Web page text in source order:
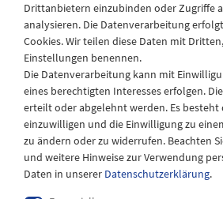
Montag - Freitag
08:30 - 12:30 und 13.00 - 17.30 Uhr
Samstags
08:30 bis 12:30 Uhr
Drittanbietern einzubinden oder Zugriffe
analysieren. Die Datenverarbeitung
Cookies. Wir teilen diese Daten mit
Einstellungen benennen.
Die Datenverarbeitung kann mit
eines berechtigten Interesses erfolgen.
erteilt oder abgelehnt werden. Es besteht
einzuwilligen und die Einwilligung zu
zu ändern oder zu widerrufen. Beachten
und weitere Hinweise zur Verwendung
Daten in unserer Daten­schutz­erklärung.